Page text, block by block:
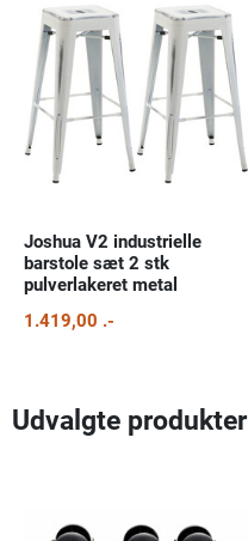
Joshua V2 industrielle
barstole sæt 2 stk
pulverlakeret metal
1.419,00 .-
Udvalgte produkter